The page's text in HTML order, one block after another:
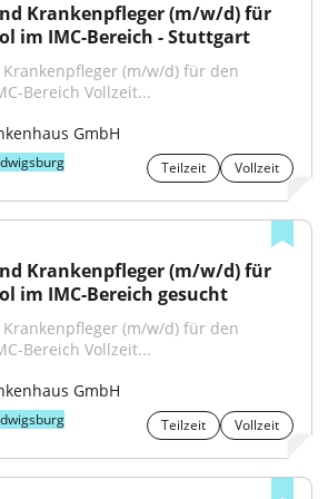
Krankenpfleger (m/w/d) für
im IMC-Bereich - Stuttgart
(m/w/d) für den
Bereich Vollzeit...
GmbH
Teilzeit Vollzeit
Krankenpfleger (m/w/d) für
im IMC-Bereich gesucht
(m/w/d) für den
Bereich Vollzeit...
GmbH
Teilzeit Vollzeit